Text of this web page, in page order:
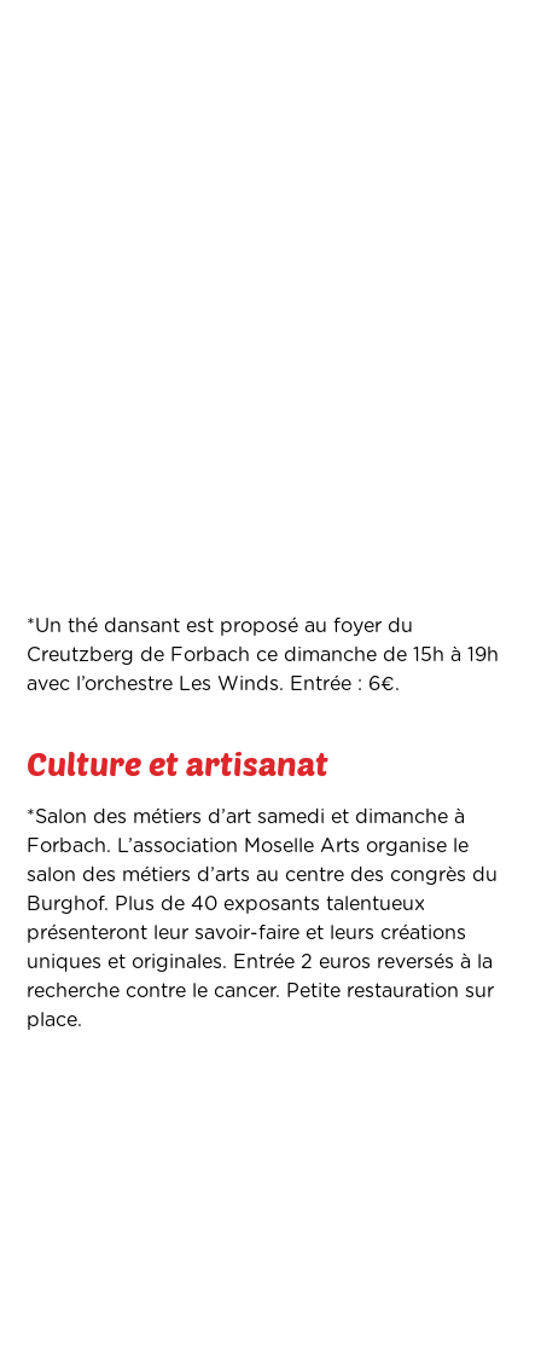
*Un thé dansant est proposé au foyer du
Creutzberg de Forbach ce dimanche de 15h à 19h
avec l’orchestre Les Winds. Entrée : 6€.
Culture et artisanat
*Salon des métiers d’art samedi et dimanche à
Forbach. L’association Moselle Arts organise le
salon des métiers d’arts au centre des congrès du
Burghof. Plus de 40 exposants talentueux
présenteront leur savoir-faire et leurs créations
uniques et originales. Entrée 2 euros reversés à la
recherche contre le cancer. Petite restauration sur
place.